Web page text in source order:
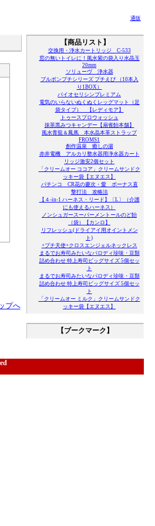
通販
【商品リスト】
交換用・浄水カートリッジ C-533
窓の無いトイレに！風水紫の袋入り水晶玉
20mm
ソリューヴ 浄水器
ブルボンプチシリーズ プチえび （10本入
り1BOX）
バイオセリシンプレミアム
電気のいらないぬくぬくレッグマット（足
袋タイプ） 【レディモア】
トゥースプロウォッシュ
抹茶黒みつキャンデー【扇雀飴本舗】
風水青龍＆鳳凰 本水晶本革ストラップ
FROMS1
創作温泉 癒しの湯
赤井電機 アルカリ整水器用浄水器カート
リッジ激安2個セット
「クリームオー ココア」クリームサンドク
ッキー袋【エヌエス】
パチンコ CR花の慶次・愛 ボーナス直
撃打法 攻略法
【４-in-1 ハーネス・リード】〔L〕（介護
にも使えるハーネス）
ノンシュガースーパーメントールのど飴
（袋）【カンロ】
リフレッシュ(ドライアイ用オイントメン
ト)
+プチ天使+クロスエンジェルネックレス
まるでお寿司みたいなパロディ珍味・豆類
詰め合わせ 特上寿司ビッグサイズ 5個セッ
ト
まるでお寿司みたいなパロディ珍味・豆類
詰め合わせ 特上寿司ビッグサイズ 5個セッ
ト
「クリームオー ミルク」クリームサンドク
ッキー袋【エヌエス】
【ブークマーク】
プへ